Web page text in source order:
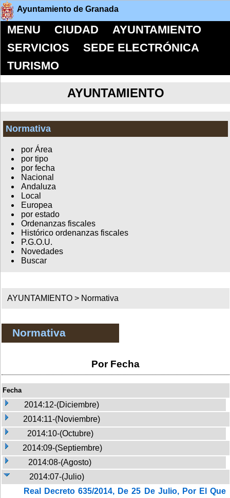
Ayuntamiento de Granada
MENU CIUDAD
AYUNTAMIENTO
SERVICIOS
SEDE ELECTRÓNICA
TURISMO
AYUNTAMIENTO
Normativa
por Área
por tipo
por fecha
Nacional
Andaluza
Local
Europea
por estado
Ordenanzas fiscales
Histórico ordenanzas fiscales
P.G.O.U.
Novedades
Buscar
AYUNTAMIENTO > Normativa
Normativa
Por Fecha
Fecha
2014:12-(Diciembre)
2014:11-(Noviembre)
2014:10-(Octubre)
2014:09-(Septiembre)
2014:08-(Agosto)
2014:07-(Julio)
Real Decreto 635/2014, De 25 De Julio, Por El Que